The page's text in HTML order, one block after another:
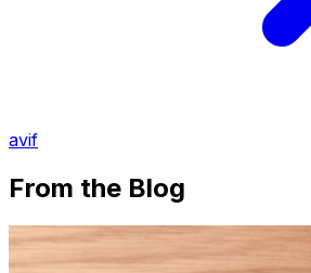
avif
From the Blog